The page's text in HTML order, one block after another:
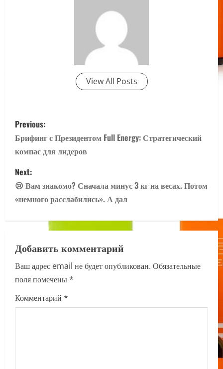
View All Posts
P
o
s
t
n
v
i
g
a
Previous:
Брифинг с Президентом Full Energy: Стратегический
компас для лидеров
Next:
😢 Вам знакомо? Сначала минус 3 кг на весах. Потом
«немного расслабились». А дал
Добавить комментарий
Ваш адрес email не будет опубликован. Обязательные
поля помечены*
Комментарий *